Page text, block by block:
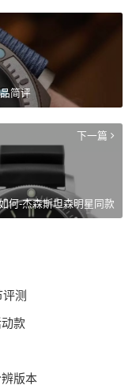
简评
下一篇
何-杰森斯坦森明星同款
测
款
版本